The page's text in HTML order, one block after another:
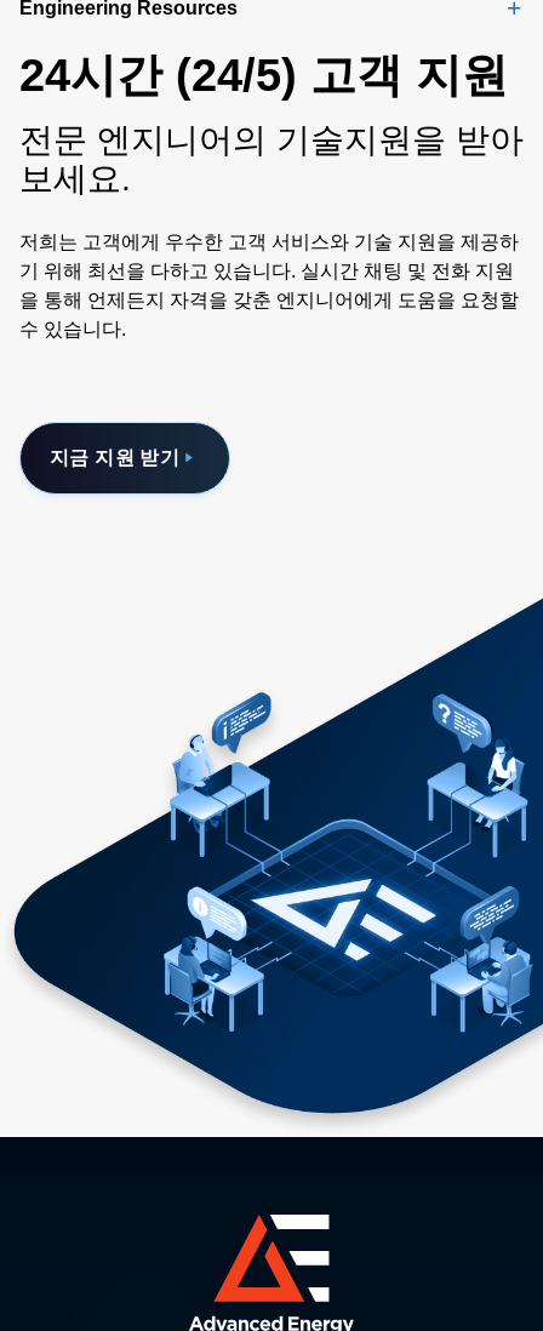
Engineering Resources
24시간 (24/5) 고객 지원
전문 엔지니어의 기술지원을 받아
보세요.
저희는 고객에게 우수한 고객 서비스와 기술 지원을 제공하
기 위해 최선을 다하고 있습니다. 실시간 채팅 및 전화 지원
을 통해 언제든지 자격을 갖춘 엔지니어에게 도움을 요청할
수 있습니다.
지금 지원 받기